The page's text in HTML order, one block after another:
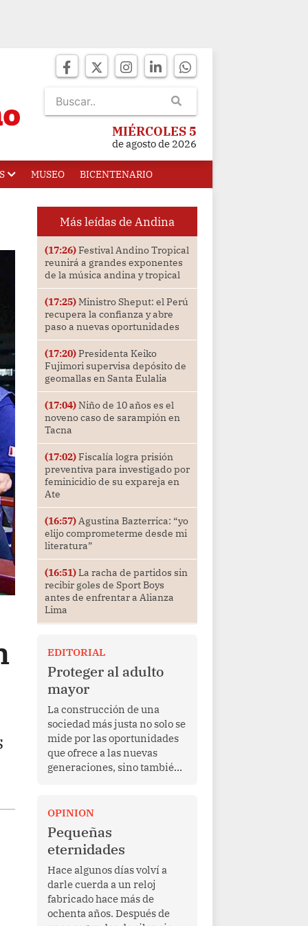
MIÉRCOLES 5
de agosto de 2026
MUSEO BICENTENARIO
Más leídas de Andina
(17:26)Festival Andino Tropical
reunirá a grandes exponentes
de la música andina y tropical
(17:25)Ministro Sheput: el Perú
recupera la confianza y abre
paso a nuevas oportunidades
(17:20)Presidenta Keiko
Fujimori supervisa depósito de
geomallas en Santa Eulalia
(17:04)Niño de 10 años es el
noveno caso de sarampión en
Tacna
(17:02)Fiscalía logra prisión
preventiva para investigado por
feminicidio de su expareja en
Ate
(16:57)Agustina Bazterrica: “yo
elijo comprometerme desde mi
literatura”
(16:51)La racha de partidos sin
recibir goles de Sport Boys
antes de enfrentar a Alianza
Lima
EDITORIAL
Proteger al adulto
mayor
La construcción de una
sociedad más justa no solo se
mide por las oportunidades
que ofrece a las nuevas
generaciones, sino también
de una vida de esfuerzo y
trabajo, afrontan la vejez en
condiciones de
vulnerabilidad. El anuncio
formulado por la presidenta
de la república, Keiko
Fujimori, de incrementar de
350 a 700 soles bimestrales
OPINION
Pequeñas
eternidades
Hace algunos días volví a
darle cuerda a un reloj
fabricado hace más de
ochenta años. Después de